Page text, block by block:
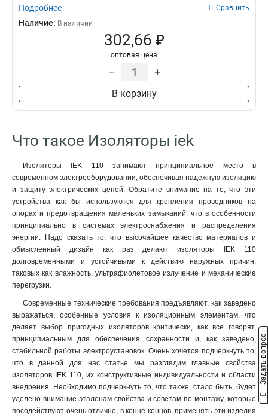
Подробнее Сравнить
Наличие: В наличии
302,66 ₽
оптовая цена
– +
В корзину
Что такое Изоляторы iek
Изоляторы IEK 110 занимают принципиальное место в
современном электрооборудовании, обеспечивая надежную изоляцию
и защиту электрических цепей. Обратите внимание на то, что эти
устройства как бы используются для крепления проводников на
опорах и предотвращения маленьких замыканий, что в особенности
принципиально в системах электроснабжения и распределения
энергии. Надо сказать то, что высочайшее качество материалов и
обмысленный дизайн как раз делают изоляторы IEK 110
долговременными и устойчивыми к действию наружных причин,
таковых как влажность, ультрафиолетовое излучение и механические
перегрузки.
Современные технические требования предъявляют, как заведено
выражаться, особенные условия к изоляционным элементам, что
делает выбор пригодных изоляторов критически, как все говорят,
принципиальным для обеспечения сохранности и, как заведено,
стабильной работы электроустановок. Очень хочется подчеркнуть то,
что в данной для нас статье мы разглядим главные свойства
изоляторов IEK 110, их конструктивные индивидуальности и области
внедрения. Необходимо подчеркнуть то, что также, стало быть, будет
уделено внимание эталонам свойства и советам по монтажу, которые
посодействуют очень отлично, в конце концов, применять эти изделия
Задать вопрос